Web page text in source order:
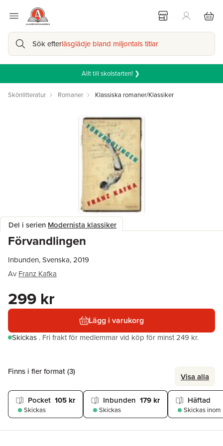
Sök efterläsglädje bland miljontals titlar
Allt till skolstarten! ❯
Skönlitteratur Romaner Klassiska romaner/Klassiker
Del i serien Modernista klassiker
Förvandlingen
Inbunden, Svenska, 2019
Av Franz Kafka
299 kr
Lägg i varukorg
Skickas . Fri frakt för medlemmar vid köp för minst 249 kr.
Finns i fler format (3) Visa alla
Pocket 105 kr
Skickas
Inbunden 179 kr
Skickas
Häftad
Skickas inom